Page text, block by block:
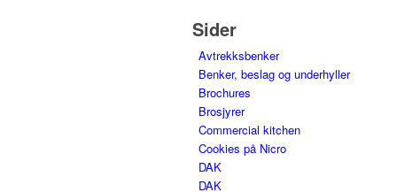
Sider
Avtrekksbenker
Benker, beslag og underhyller
Brochures
Brosjyrer
Commercial kitchen
Cookies på Nicro
DAK
DAK